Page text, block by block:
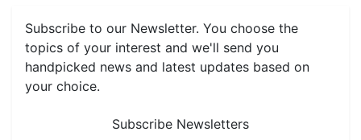
Subscribe to our Newsletter. You choose the
topics of your interest and we'll send you
handpicked news and latest updates based on
your choice.
Subscribe Newsletters